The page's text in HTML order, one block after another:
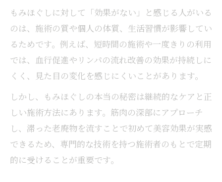
もみほぐしでフェイスラインを引き締める
方法
もみほぐし施術がたるみ予防に与える影響
リフトアップを叶えるもみほぐし施術のコ
ツ
もみほぐしとリフトアップの関係性を解説
ダイエット効果も期待できるもみほぐし
もみほぐしでダイエット効果が期待できる
理由
もみほぐしでむくみと体型の変化を実感す
もみほぐしに対して「効果がない」と感じる人がいる
のは、施術の質や個人の体質、生活習慣が影響してい
るためです。例えば、短時間の施術や一度きりの利用
では、血行促進やリンパの流れ改善の効果が持続しに
くく、見た目の変化を感じにくいことがあります。
しかし、もみほぐしの本当の秘密は継続的なケアと正
しい施術方法にあります。筋肉の深部にアプローチ
し、滞った老廃物を流すことで初めて美容効果が実感
できるため、専門的な技術を持つ施術者のもとで定期
的に受けることが重要です。